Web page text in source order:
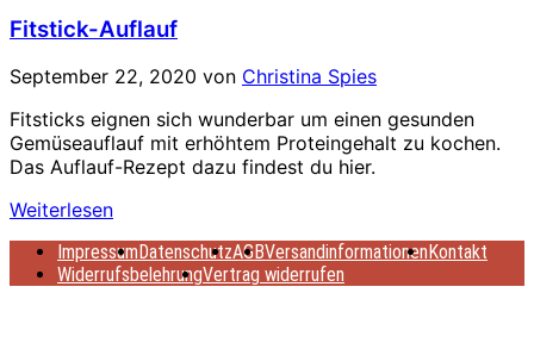
Fitstick-Auflauf
September 22, 2020 von Christina Spies
Fitsticks eignen sich wunderbar um einen gesunden
Gemüseauflauf mit erhöhtem Proteingehalt zu kochen.
Das Auflauf-Rezept dazu findest du hier.
Weiterlesen
Impressum DatenschutzAGBVersandinformationen Kontakt
WiderrufsbelehrungVertrag widerrufen